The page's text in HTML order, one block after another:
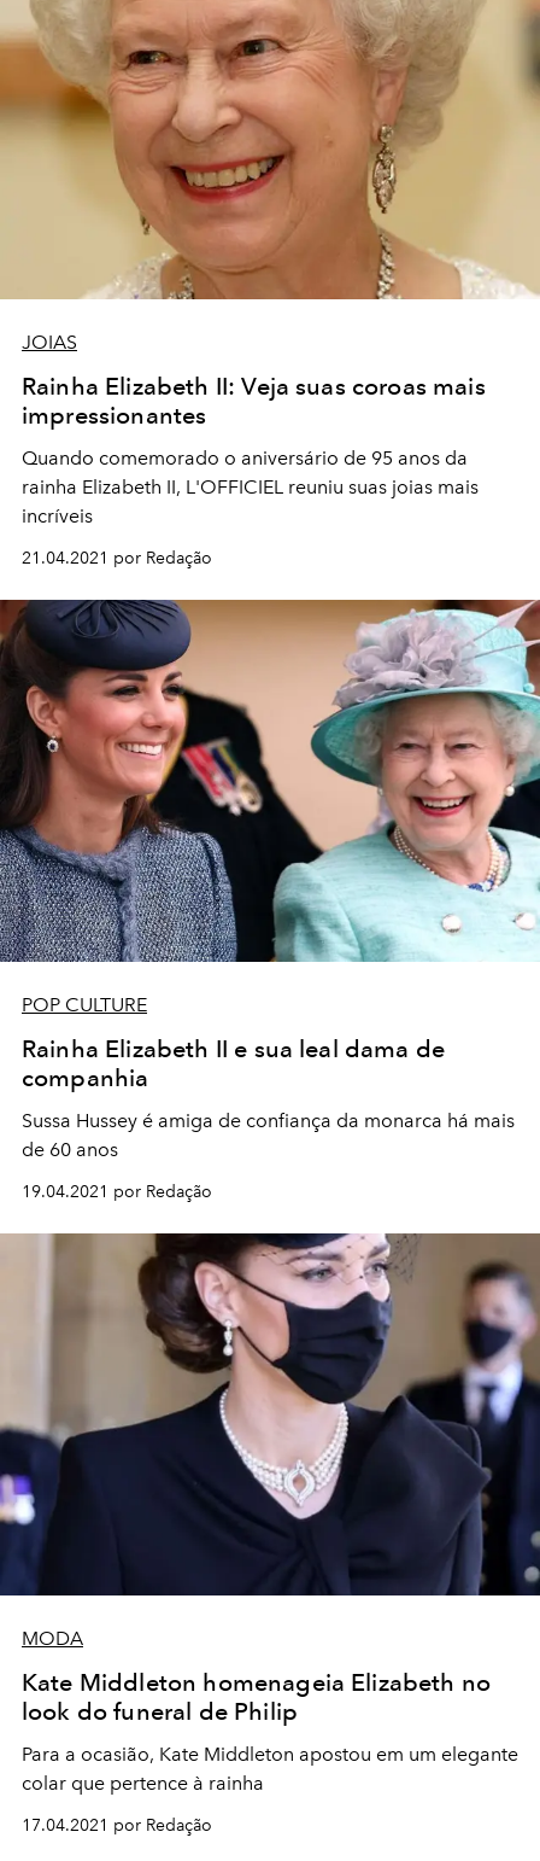
JOIAS
Rainha Elizabeth II: Veja suas coroas mais
impressionantes
Quando comemorado o aniversário de 95 anos da
rainha Elizabeth II, L'OFFICIEL reuniu suas joias mais
incríveis
21.04.2021 por Redação
POP CULTURE
Rainha Elizabeth II e sua leal dama de
companhia
Sussa Hussey é amiga de confiança da monarca há mais
de 60 anos
19.04.2021 por Redação
MODA
Kate Middleton homenageia Elizabeth no
look do funeral de Philip
Para a ocasião, Kate Middleton apostou em um elegante
colar que pertence à rainha
17.04.2021 por Redação